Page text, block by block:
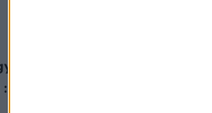
tegnap voltam pajzsmirigy
1/2tbl/nap 6 hétig